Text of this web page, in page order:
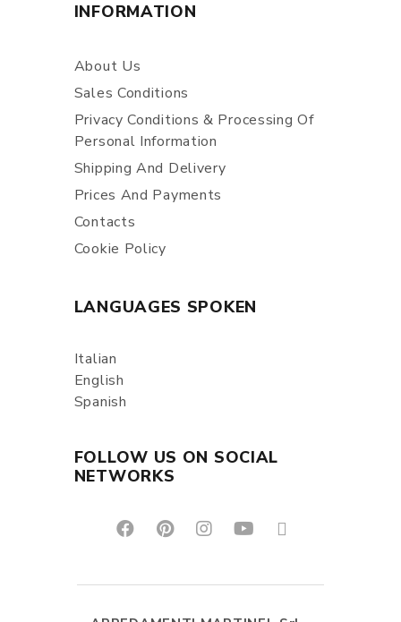
INFORMATION
About Us
Sales Conditions
Privacy Conditions & Processing Of
Personal Information
Shipping And Delivery
Prices And Payments
Contacts
Cookie Policy
LANGUAGES SPOKEN
Italian
English
Spanish
FOLLOW US ON SOCIAL
NETWORKS